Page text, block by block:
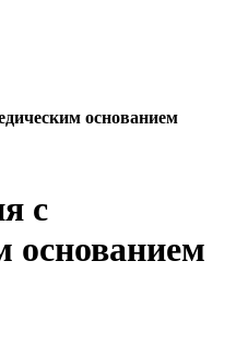
основанием
с
основанием